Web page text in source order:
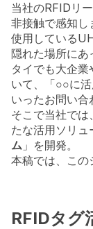
当社のRFIDリ
非接触で感知し
使用している
隠れた場所にあ
タイでも大企
いて、「○○に
いったお問い合
そこで当社で
たな活用ソリュ
ム 」を開発。
本稿では、この
RFIDタグ